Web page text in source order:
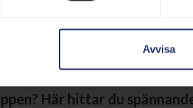
Avvisa
Allt du behöver veta
Här hittar du